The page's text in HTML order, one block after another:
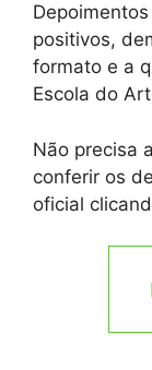
positivos,
formato e a
Escola do
Não precisa
conferir os
oficial